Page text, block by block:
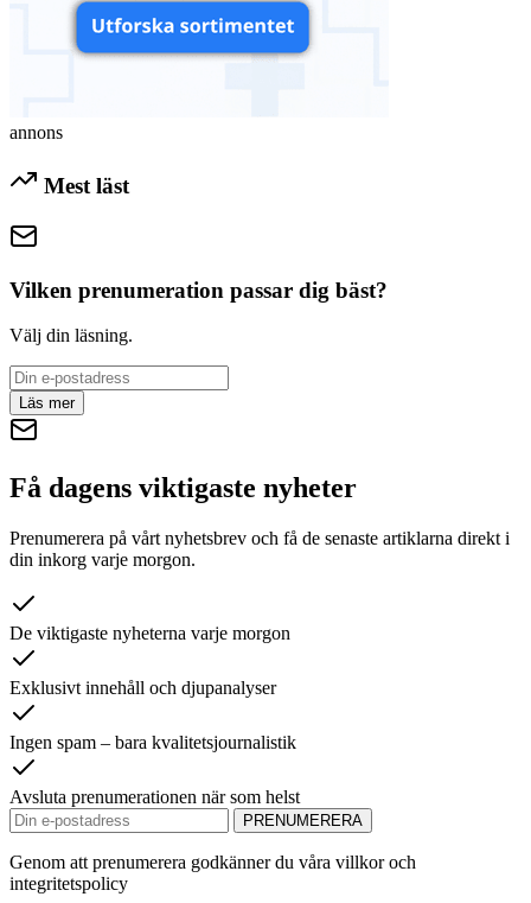
annons
Mest läst
Vilken prenumeration passar dig bäst?
Välj din läsning.
Läs mer
Få dagens viktigaste nyheter
Prenumerera på vårt nyhetsbrev och få de senaste artiklarna direkt i
din inkorg varje morgon.
De viktigaste nyheterna varje morgon
Exklusivt innehåll och djupanalyser
Ingen spam – bara kvalitetsjournalistik
Avsluta prenumerationen när som helst
PRENUMERERA
Genom att prenumerera godkänner du våra villkor och
integritetspolicy